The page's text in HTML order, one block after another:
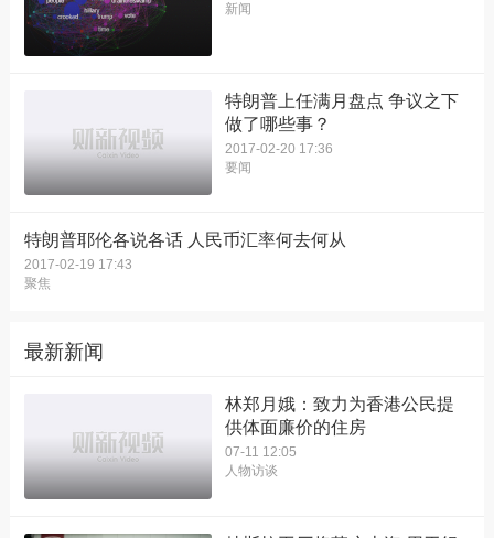
新闻
特朗普上任满月盘点 争议之下
做了哪些事？
2017-02-20 17:36
要闻
特朗普耶伦各说各话 人民币汇率何去何从
2017-02-19 17:43
聚焦
最新新闻
林郑月娥：致力为香港公民提
供体面廉价的住房
07-11 12:05
人物访谈